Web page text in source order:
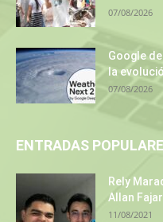
07/08/2026
Google
la
07/08/2026
ENTRADAS
Rely
Allan
11/08/2021